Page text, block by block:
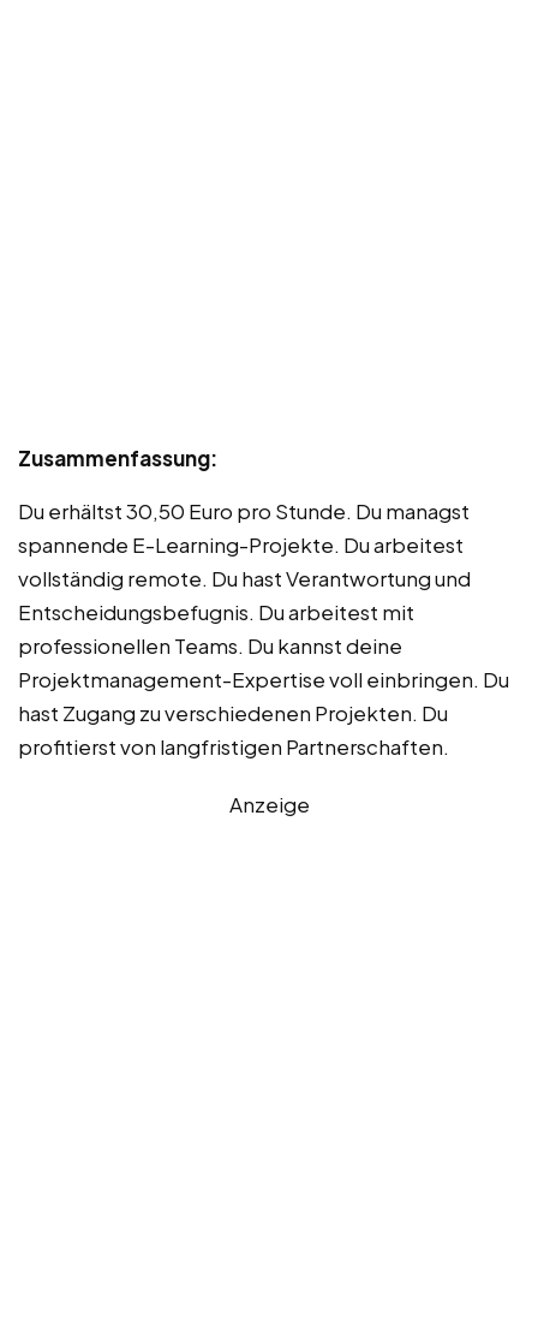
Zusammenfassung:
Du erhältst 30,50 Euro pro Stunde. Du managst
spannende E-Learning-Projekte. Du arbeitest
vollständig remote. Du hast Verantwortung und
Entscheidungsbefugnis. Du arbeitest mit
professionellen Teams. Du kannst deine
Projektmanagement-Expertise voll einbringen. Du
hast Zugang zu verschiedenen Projekten. Du
profitierst von langfristigen Partnerschaften.
Anzeige